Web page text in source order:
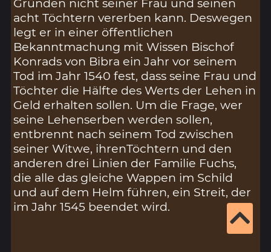
acht Töchtern vererben kann. Deswegen
legt er in einer öffentlichen
Bekanntmachung mit Wissen Bischof
Konrads von Bibra ein Jahr vor seinem
Tod im Jahr 1540 fest, dass seine Frau und
Töchter die Hälfte des Werts der Lehen in
Geld erhalten sollen. Um die Frage, wer
seine Lehenserben werden sollen,
entbrennt nach seinem Tod zwischen
seiner Witwe, ihrenTöchtern und den
anderen drei Linien der Familie Fuchs,
die alle das gleiche Wappen im Schild
und auf dem Helm führen, ein Streit, der
im Jahr 1545 beendet wird.